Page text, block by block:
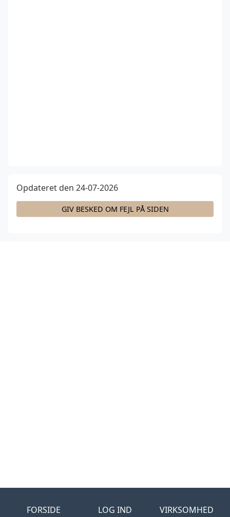
Opdateret den 24-07-2026
GIV BESKED OM FEJL PÅ SIDEN
FORSIDE LOG IND VIRKSOMHED